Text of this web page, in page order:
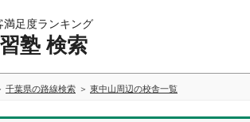
満足度ランキング
塾 検索
千葉県の路線検索 東中山周辺の校舎一覧